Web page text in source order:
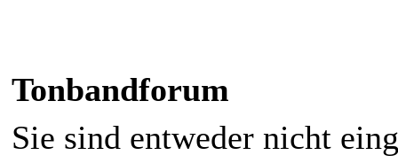
Tonbandforum